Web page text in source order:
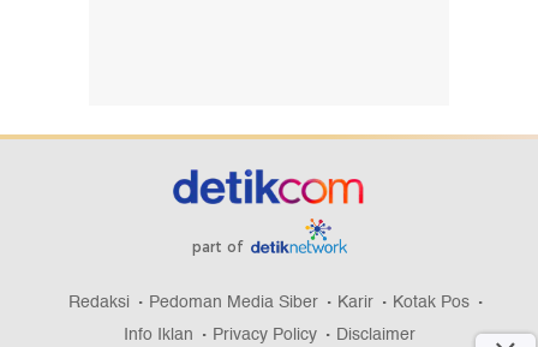
part of
Redaksi Pedoman Media Siber Karir
Kotak Pos
Info Iklan
Privacy Policy Disclaimer